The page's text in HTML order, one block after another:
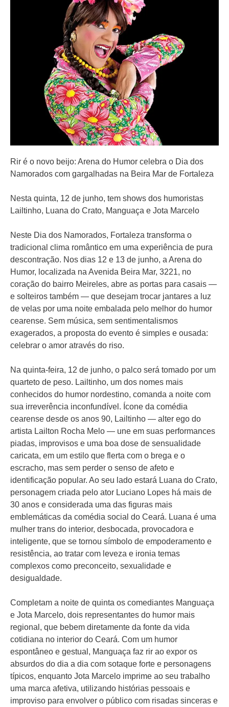
Rir é o novo beijo: Arena do Humor celebra o Dia dos
Namorados com gargalhadas na Beira Mar de Fortaleza
Nesta quinta, 12 de junho, tem shows dos humoristas
Lailtinho, Luana do Crato, Manguaça e Jota Marcelo
Neste Dia dos Namorados, Fortaleza transforma o
tradicional clima romântico em uma experiência de pura
descontração. Nos dias 12 e 13 de junho, a Arena do
Humor, localizada na Avenida Beira Mar, 3221, no
coração do bairro Meireles, abre as portas para casais —
e solteiros também — que desejam trocar jantares a luz
de velas por uma noite embalada pelo melhor do humor
cearense. Sem música, sem sentimentalismos
exagerados, a proposta do evento é simples e ousada:
celebrar o amor através do riso.
Na quinta-feira, 12 de junho, o palco será tomado por um
quarteto de peso. Lailtinho, um dos nomes mais
conhecidos do humor nordestino, comanda a noite com
sua irreverência inconfundível. Ícone da comédia
cearense desde os anos 90, Lailtinho — alter ego do
artista Lailton Rocha Melo — une em suas performances
piadas, improvisos e uma boa dose de sensualidade
caricata, em um estilo que flerta com o brega e o
escracho, mas sem perder o senso de afeto e
identificação popular. Ao seu lado estará Luana do Crato,
personagem criada pelo ator Luciano Lopes há mais de
30 anos e considerada uma das figuras mais
emblemáticas da comédia social do Ceará. Luana é uma
mulher trans do interior, desbocada, provocadora e
inteligente, que se tornou símbolo de empoderamento e
resistência, ao tratar com leveza e ironia temas
complexos como preconceito, sexualidade e
desigualdade.
Completam a noite de quinta os comediantes Manguaça
e Jota Marcelo, dois representantes do humor mais
regional, que bebem diretamente da fonte da vida
cotidiana no interior do Ceará. Com um humor
espontâneo e gestual, Manguaça faz rir ao expor os
absurdos do dia a dia com sotaque forte e personagens
típicos, enquanto Jota Marcelo imprime ao seu trabalho
uma marca afetiva, utilizando histórias pessoais e
improviso para envolver o público com risadas sinceras e